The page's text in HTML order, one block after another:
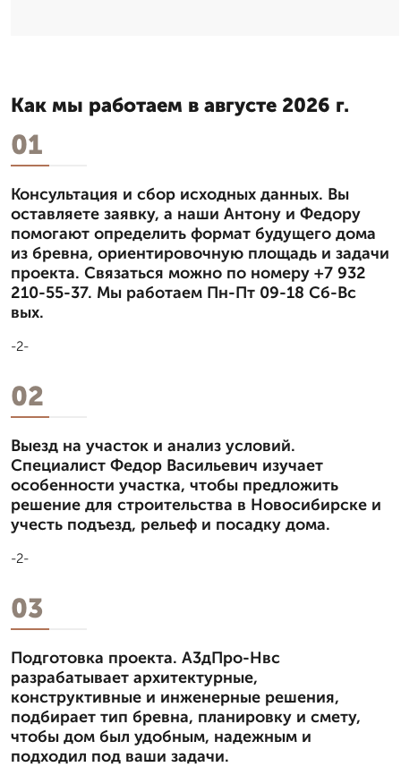
Как мы работаем в августе 2026 г.
01
Консультация и сбор исходных данных. Вы
оставляете заявку, а наши Антону и Федору
помогают определить формат будущего дома
из бревна, ориентировочную площадь и задачи
проекта. Связаться можно по номеру +7 932
210-55-37. Мы работаем Пн-Пт 09-18 Сб-Вс
вых.
-2-
02
Выезд на участок и анализ условий.
Специалист Федор Васильевич изучает
особенности участка, чтобы предложить
решение для строительства в Новосибирске и
учесть подъезд, рельеф и посадку дома.
-2-
03
Подготовка проекта. А3дПро-Нвс
разрабатывает архитектурные,
конструктивные и инженерные решения,
подбирает тип бревна, планировку и смету,
чтобы дом был удобным, надежным и
подходил под ваши задачи.